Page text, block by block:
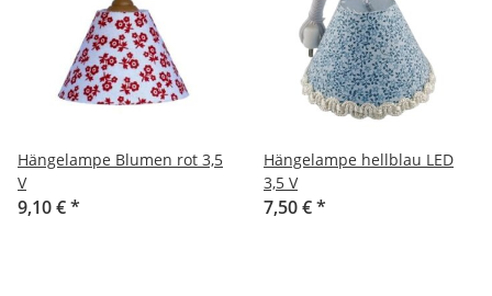
Hängelampe Blumen rot 3,5
V
9,10 €*
Hängelampe hellblau LED
3,5 V
7,50 €*